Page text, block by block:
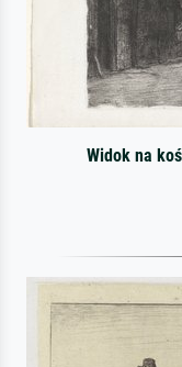
Widok na